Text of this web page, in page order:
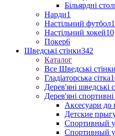
Більярдні
Нарди1
Настільний футбол
Настільний хокей10
Покер6
Шведські стінки342
Каталог
Все Шведські стінки
Гладіаторська сітка
Дерев'яні шведські
Дерев'яні
Аксесуари до
Детские
Спортивный
Спортивный